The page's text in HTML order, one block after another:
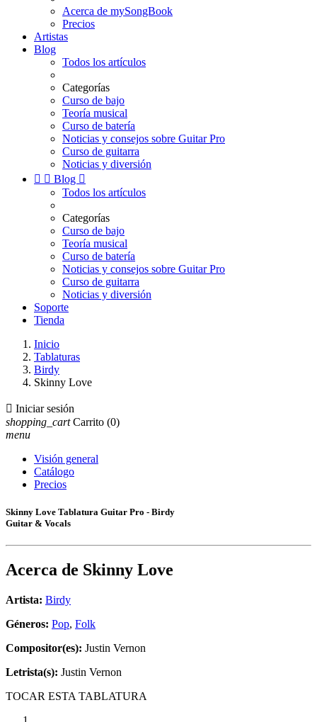
Acerca de mySongBook
Precios
Artistas
Blog
Todos los artículos
Categorías
Curso de bajo
Teoría musical
Curso de batería
Noticias y consejos sobre Guitar Pro
Curso de guitarra
Noticias y diversión
  Blog 
Todos los artículos
Categorías
Curso de bajo
Teoría musical
Curso de batería
Noticias y consejos sobre Guitar Pro
Curso de guitarra
Noticias y diversión
Soporte
Tienda
Inicio
Tablaturas
Birdy
Skinny Love
 Iniciar sesión
shopping_cart Carrito (0)
menu
Visión general
Catálogo
Precios
Skinny Love Tablatura Guitar Pro - Birdy
Guitar & Vocals
Acerca de Skinny Love
Artista: Birdy
Géneros: Pop, Folk
Compositor(es): Justin Vernon
Letrista(s): Justin Vernon
TOCAR ESTA TABLATURA